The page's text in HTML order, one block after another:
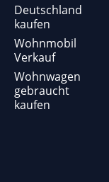
Deutschland
kaufen
Wohnmobil
Verkauf
Wohnwagen
gebraucht
kaufen